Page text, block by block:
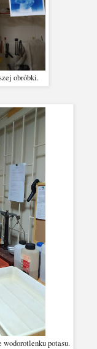
obróbki.
potasu.